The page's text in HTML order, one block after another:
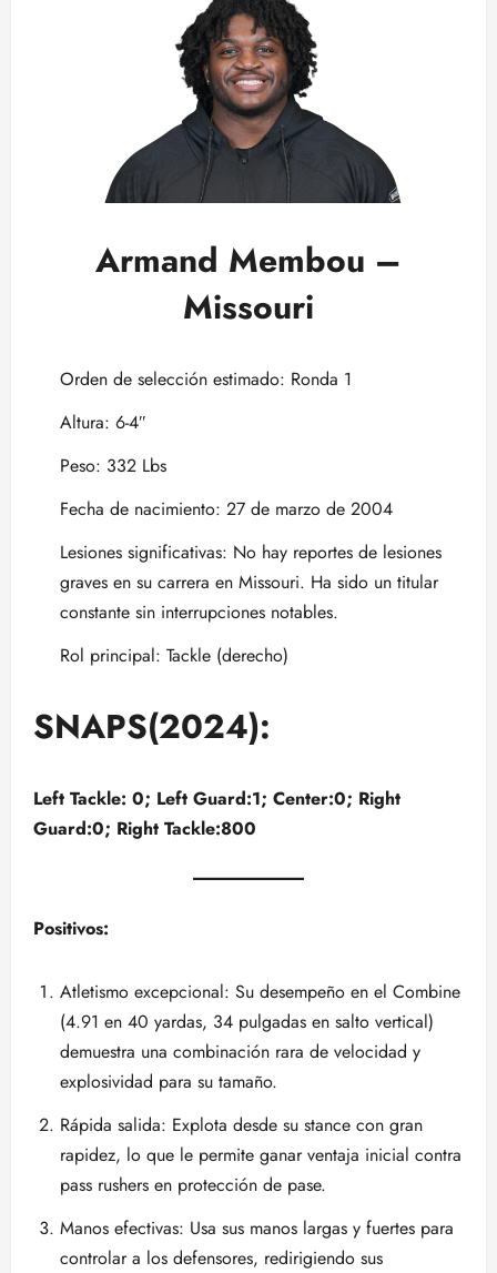
Armand Membou –
Missouri
Orden de selección estimado: Ronda 1
Altura: 6-4″
Peso: 332 Lbs
Fecha de nacimiento: 27 de marzo de 2004
Lesiones significativas: No hay reportes de lesiones
graves en su carrera en Missouri. Ha sido un titular
constante sin interrupciones notables.
Rol principal: Tackle (derecho)
SNAPS(2024):
Left Tackle: 0; Left Guard:1; Center:0; Right
Guard:0; Right Tackle:800
Positivos:
Atletismo excepcional: Su desempeño en el Combine
(4.91 en 40 yardas, 34 pulgadas en salto vertical)
demuestra una combinación rara de velocidad y
explosividad para su tamaño.
Rápida salida: Explota desde su stance con gran
rapidez, lo que le permite ganar ventaja inicial contra
pass rushers en protección de pase.
Manos efectivas: Usa sus manos largas y fuertes para
controlar a los defensores, redirigiendo sus